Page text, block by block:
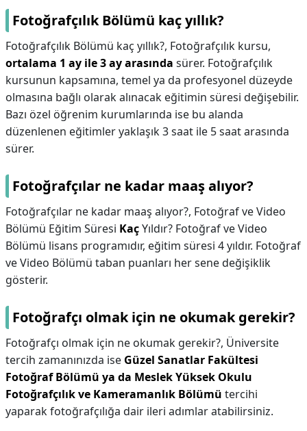
Fotoğrafçılık Bölümü kaç yıllık?
Fotoğrafçılık Bölümü kaç yıllık?, Fotoğrafçılık kursu,
ortalama 1 ay ile 3 ay arasında sürer. Fotoğrafçılık
kursunun kapsamına, temel ya da profesyonel düzeyde
olmasına bağlı olarak alınacak eğitimin süresi değişebilir.
Bazı özel öğrenim kurumlarında ise bu alanda
düzenlenen eğitimler yaklaşık 3 saat ile 5 saat arasında
sürer.
Fotoğrafçılar ne kadar maaş alıyor?
Fotoğrafçılar ne kadar maaş alıyor?, Fotoğraf ve Video
Bölümü Eğitim Süresi KaçYıldır? Fotoğraf ve Video
Bölümü lisans programıdır, eğitim süresi 4 yıldır. Fotoğraf
ve Video Bölümü taban puanları her sene değişiklik
gösterir.
Fotoğrafçı olmak için ne okumak gerekir?
Fotoğrafçı olmak için ne okumak gerekir?, Üniversite
tercih zamanınızda ise Güzel Sanatlar Fakültesi
Fotoğraf Bölümü ya da Meslek Yüksek Okulu
Fotoğrafçılık ve Kameramanlık Bölümü tercihi
yaparak fotoğrafçılığa dair ileri adımlar atabilirsiniz.